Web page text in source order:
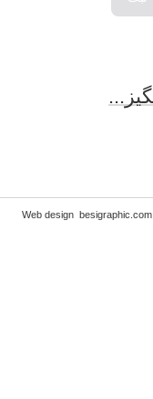
Web design besigraphic.com